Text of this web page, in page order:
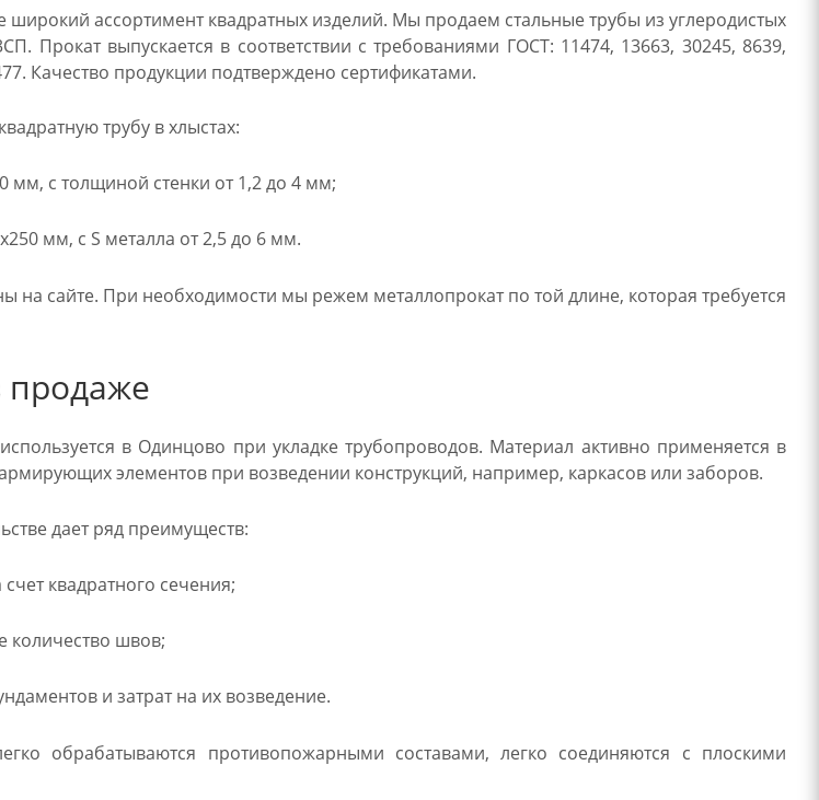
широкий ассортимент квадратных изделий. Мы продаем стальные трубы из углеродистых
Прокат выпускается в соответствии с требованиями ГОСТ: 11474, 13663, 30245, 8639,
Качество продукции подтверждено сертификатами.
трубу в хлыстах:
мм, с толщиной стенки от 1,2 до 4 мм;
мм, с S металла от 2,5 до 6 мм.
на сайте. При необходимости мы режем металлопрокат по той длине, которая требуется
продаже
в Одинцово при укладке трубопроводов. Материал активно применяется в
элементов при возведении конструкций, например, каркасов или заборов.
дает ряд преимуществ:
квадратного сечения;
количество швов;
и затрат на их возведение.
обрабатываются противопожарными составами, легко соединяются с плоскими